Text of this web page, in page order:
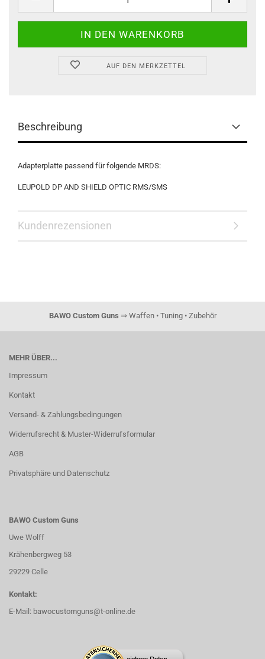
AUF DEN MERKZETTEL
Beschreibung
Adapterplatte passend für folgende MRDS:
LEUPOLD DP AND SHIELD OPTIC RMS/SMS
Kundenrezensionen
BAWO Custom Guns ⇒ Waffen • Tuning • Zubehör
MEHR ÜBER...
Impressum
Kontakt
Versand- & Zahlungsbedingungen
Widerrufsrecht & Muster-Widerrufsformular
AGB
Privatsphäre und Datenschutz
BAWO Custom Guns
Uwe Wolff
Krähenbergweg 53
29229 Celle
Kontakt:
E-Mail: bawocustomguns@t-online.de